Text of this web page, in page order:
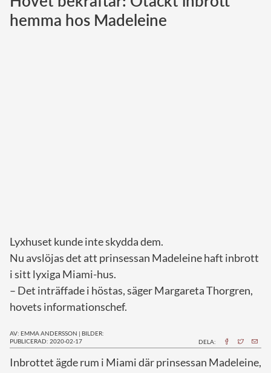
Norska kungahuset
hemma hos Madeleine
Lyxhuset kunde inte skydda dem.
Nu avslöjas det att prinsessan Madeleine haft inbrott
i sitt lyxiga Miami-hus.
– Det inträffade i höstas, säger Margareta Thorgren,
hovets informationschef.
AV: EMMA ANDERSSON | BILDER:
PUBLICERAD: 2020-02-17
DELA:
Inbrottet ägde rum i Miami där prinsessan Madeleine,